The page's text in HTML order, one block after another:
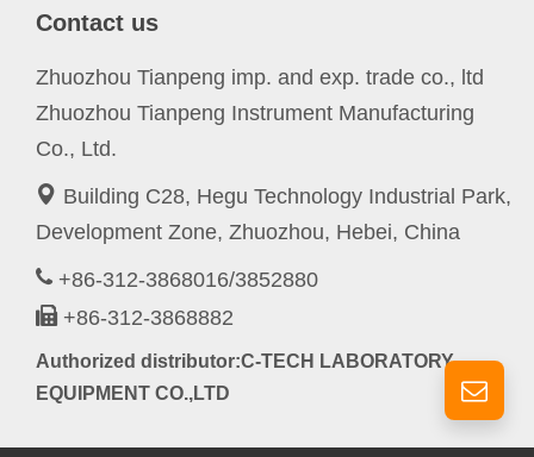
Contact us
Zhuozhou Tianpeng imp. and exp. trade co., ltd
Zhuozhou Tianpeng Instrument Manufacturing
Co., Ltd.
Building C28, Hegu Technology Industrial Park,
Development Zone, Zhuozhou, Hebei, China
+86-312-3868016/3852880
+86-312-3868882
Authorized distributor:C-TECH LABORATORY
EQUIPMENT CO.,LTD